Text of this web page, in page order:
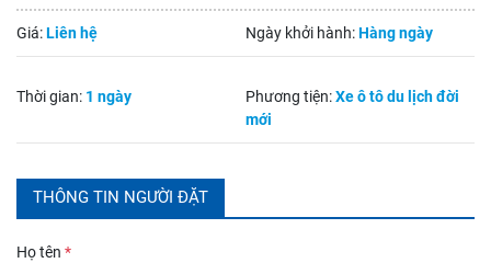
Giá:Liên hệ Ngày khởi hành:Hàng ngày
Thời gian: 1 ngày Phương tiện:Xe ô tô du lịch đời
mới
THÔNG TIN NGƯỜI ĐẶT
Họ tên *